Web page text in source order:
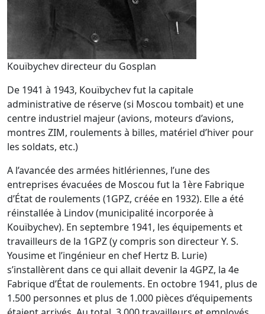
Kouïbychev directeur du Gosplan
De 1941 à 1943, Kouïbychev fut la capitale
administrative de réserve (si Moscou tombait) et une
centre industriel majeur (avions, moteurs d’avions,
montres ZIM, roulements à billes, matériel d’hiver pour
les soldats, etc.)
A l’avancée des armées hitlériennes, l’une des
entreprises évacuées de Moscou fut la 1ère Fabrique
d’État de roulements (1GPZ, créée en 1932). Elle a été
réinstallée à Lindov (municipalité incorporée à
Kouïbychev). En septembre 1941, les équipements et
travailleurs de la 1GPZ (y compris son directeur Y. S.
Yousime et l’ingénieur en chef Hertz B. Lurie)
s’installèrent dans ce qui allait devenir la 4GPZ, la 4e
Fabrique d’État de roulements. En octobre 1941, plus de
1.500 personnes et plus de 1.000 pièces d’équipements